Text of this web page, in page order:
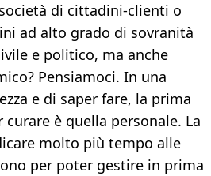
di cittadini-clienti o
ad alto grado di sovranità
e politico, ma anche
Pensiamoci. In una
e di saper fare, la prima
è quella personale. La
molto più tempo alle
per poter gestire in prima